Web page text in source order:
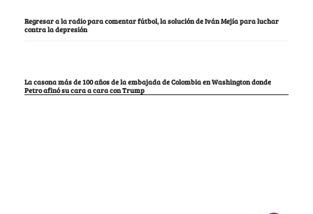
Regresar a la radio para comentar fútbol, la solución de Iván Mejía para luchar
contra la depresión
La casona más de 100 años de la embajada de Colombia en Washington donde
Petro afinó su cara a cara con Trump